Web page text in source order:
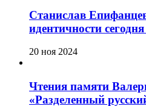
Станислав
идентичности
20 ноя 2024
Чтения памяти
«Разделенный